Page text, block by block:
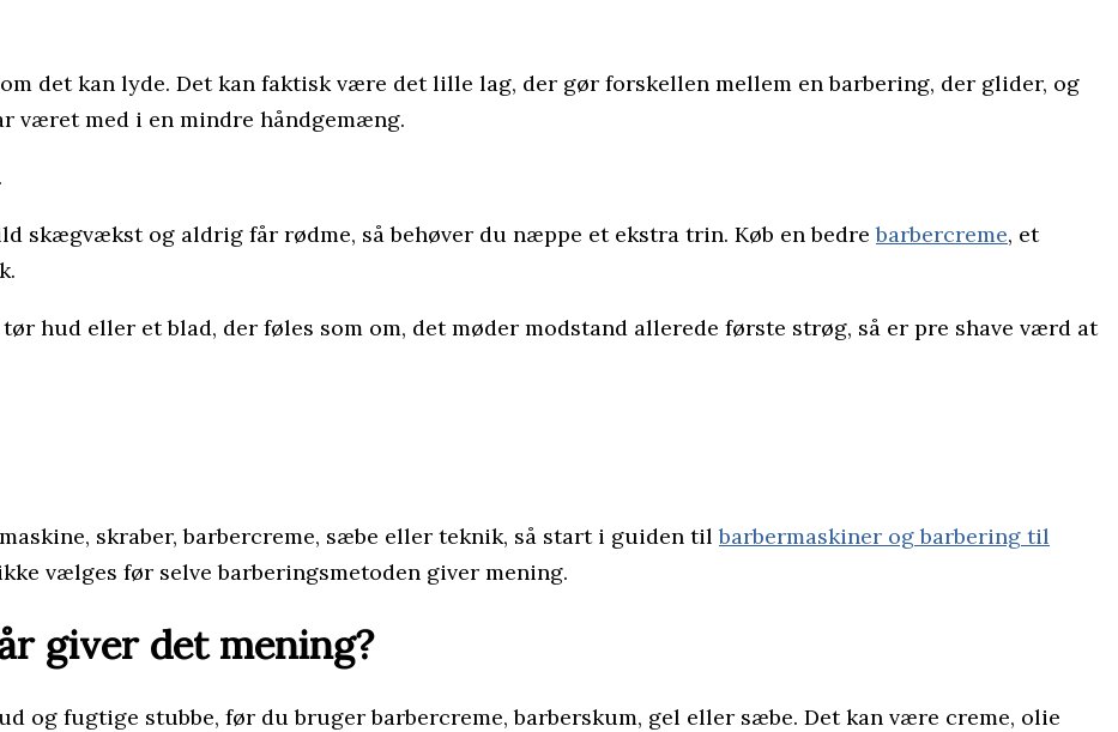
det kan lyde. Det kan faktisk være det lille lag, der gør forskellen mellem en barbering, der glider, og
været med i en mindre håndgemæng.
skægvækst og aldrig får rødme, så behøver du næppe et ekstra trin. Køb en bedrebarbercreme, et
hud eller et blad, der føles som om, det møder modstand allerede første strøg, så er pre shave værd at
skraber, barbercreme, sæbe eller teknik, så start i guiden tilbarbermaskiner og barbering til
vælges før selve barberingsmetoden giver mening.
giver det mening?
og fugtige stubbe, før du bruger barbercreme, barberskum, gel eller sæbe. Det kan være creme, olie